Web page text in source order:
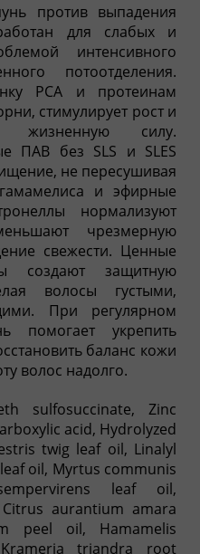
против выпадения
для слабых и
интенсивного
потоотделения.
PCA и протеинам
стимулирует рост и
жизненную силу.
ПАВ без SLS и SLES
не пересушивая
и эфирные
нормализуют
чрезмерную
свежести. Ценные
создают защитную
волосы густыми,
При регулярном
помогает укрепить
баланс кожи
волос надолго.
sulfosuccinate, Zinc
acid, Hydrolyzed
twig leaf oil, Linalyl
oil, Myrtus communis
leaf oil,
aurantium amara
peel oil, Hamamelis
triandra root